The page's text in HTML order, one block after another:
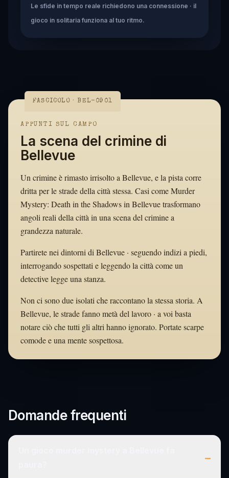
Le sfide in tempo reale richiedono una connessione · il
gioco in solitaria funziona al tuo ritmo.
FASCICOLO · BEL-0901
APPUNTI SUL CAMPO
La scena del crimine di
Bellevue
Un crimine è rimasto irrisolto a Bellevue, e la pista corre
dritta per le strade della città stessa. Casi come Murder
Mystery: Death in the Shadows in Bellevue trasformano
angoli reali della città in una scena del crimine a
grandezza naturale.
Partirete nei dintorni di Bellevue · seguendo indizi a piedi,
interrogando sospettati e leggendo la città come un
detective legge una stanza.
Non ci sono due isolati che raccontano la stessa storia. A
Bellevue, le strade fanno metà del lavoro · a voi basta
notare ciò che tutti gli altri hanno ignorato. Portate scarpe
comode e una mente sospettosa.
Domande frequenti
–